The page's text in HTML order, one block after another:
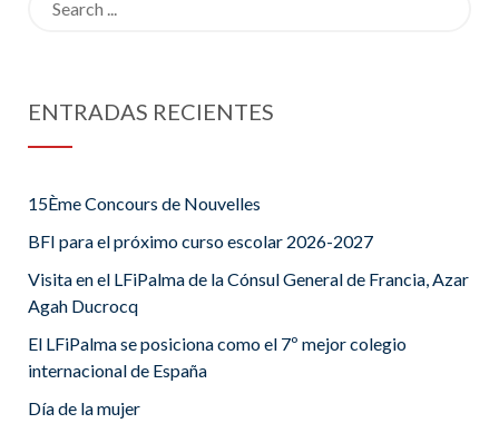
ENTRADAS RECIENTES
15Ème Concours de Nouvelles
BFI para el próximo curso escolar 2026-2027
Visita en el LFiPalma de la Cónsul General de Francia, Azar
Agah Ducrocq
El LFiPalma se posiciona como el 7º mejor colegio
internacional de España
Día de la mujer